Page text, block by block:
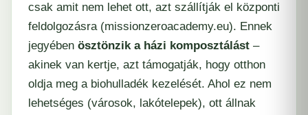
csak amit nem lehet ott, azt szállítják el központi
feldolgozásra (​missionzeroacademy.eu). Ennek
jegyében ösztönzik a házi komposztálást –
akinek van kertje, azt támogatják, hogy otthon
oldja meg a biohulladék kezelését. Ahol ez nem
lehetséges (városok, lakótelepek), ott állnak